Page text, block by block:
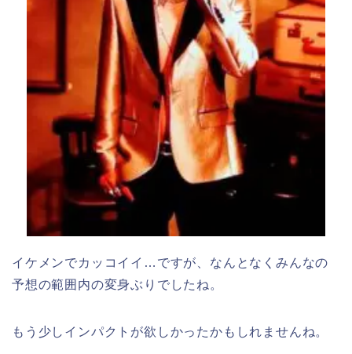
イケメンでカッコイイ…ですが、なんとなくみんなの
予想の範囲内の変身ぶりでしたね。
もう少しインパクトが欲しかったかもしれませんね。